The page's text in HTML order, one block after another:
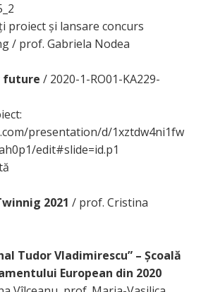
proiect și lansare concurs
/ prof. Gabriela Nodea
future / 2020-1-RO01-KA229-
presentation/d/1xztdw4ni1fw
edit#slide=id.p1
2021 / prof. Cristina
Tudor Vladimirescu” – Școală
European din 2020